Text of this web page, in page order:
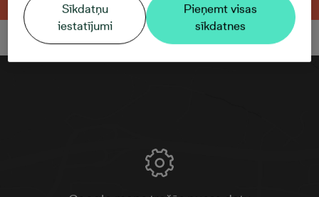
Sīkdatņu
iestatījumi
Pieņemt visas
sīkdatnes